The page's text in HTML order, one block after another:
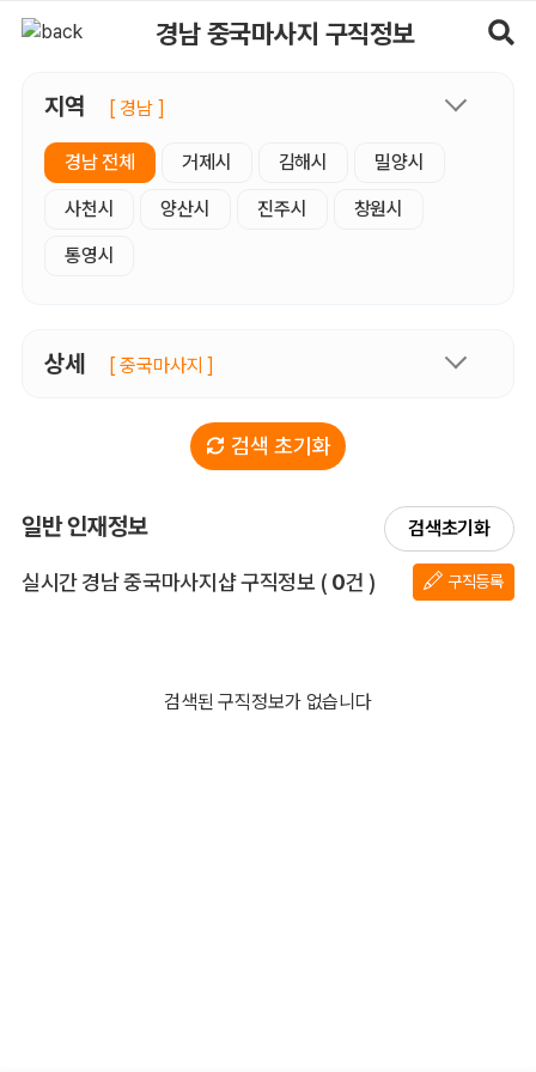
경남 중국마사지 구직정보
지역 [ 경남 ]
경남 전체 거제시 김해시 밀양시
사천시 양산시 진주시 창원시
통영시
상세 [ 중국마사지 ]
검색 초기화
일반 인재정보 검색초기화
실시간 경남 중국마사지샵 구직정보 전체 목록
( 0건 ) 구직등록
검색된 구직정보가 없습니다